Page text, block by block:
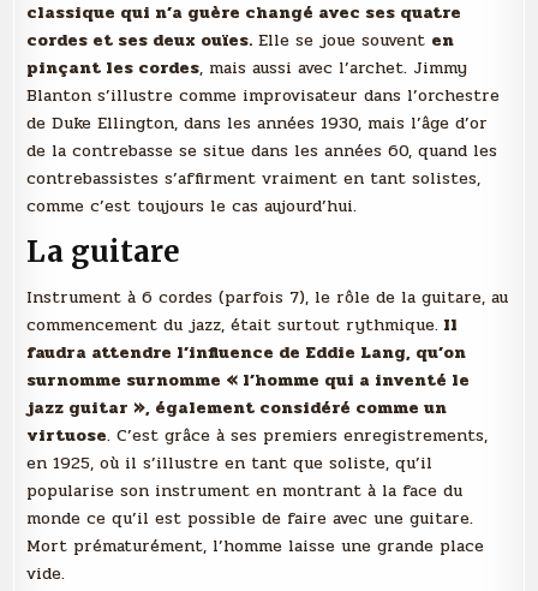
classique qui n’a guère changé avec ses quatre
cordes et ses deux ouïes. Elle se joue souvent en
pinçant les cordes, mais aussi avec l’archet. Jimmy
Blanton s’illustre comme improvisateur dans l’orchestre
de Duke Ellington, dans les années 1930, mais l’âge d’or
de la contrebasse se situe dans les années 60, quand les
contrebassistes s’affirment vraiment en tant solistes,
comme c’est toujours le cas aujourd’hui.
La guitare
Instrument à 6 cordes (parfois 7), le rôle de la guitare, au
commencement du jazz, était surtout rythmique. Il
faudra attendre l’influence de Eddie Lang, qu’on
surnomme surnomme « l’homme qui a inventé le
jazz guitar », également considéré comme un
virtuose. C’est grâce à ses premiers enregistrements,
en 1925, où il s’illustre en tant que soliste, qu’il
popularise son instrument en montrant à la face du
monde ce qu’il est possible de faire avec une guitare.
Mort prématurément, l’homme laisse une grande place
vide.